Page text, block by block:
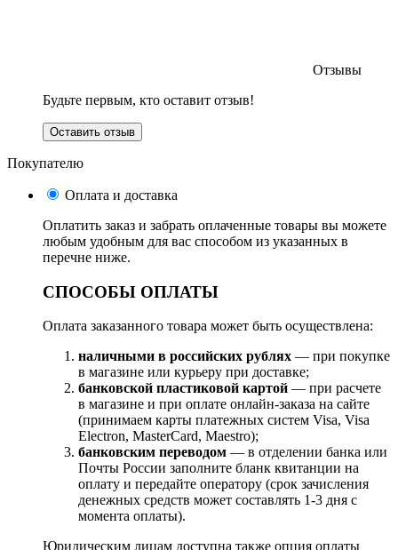
Отзывы
Будьте первым, кто оставит отзыв!
Оставить отзыв
Покупателю
Оплата и доставка
Оплатить заказ и забрать оплаченные товары вы можете
любым удобным для вас способом из указанных в
перечне ниже.
СПОСОБЫ ОПЛАТЫ
Оплата заказанного товара может быть осуществлена:
наличными в российских рублях — при покупке
в магазине или курьеру при доставке;
банковской пластиковой картой — при расчете
в магазине и при оплате онлайн-заказа на сайте
(принимаем карты платежных систем Visa, Visa
Electron, MasterCard, Maestro);
банковским переводом — в отделении банка или
Почты России заполните бланк квитанции на
оплату и передайте оператору (срок зачисления
денежных средств может составлять 1-3 дня с
момента оплаты).
Юридическим лицам доступна также опция оплаты